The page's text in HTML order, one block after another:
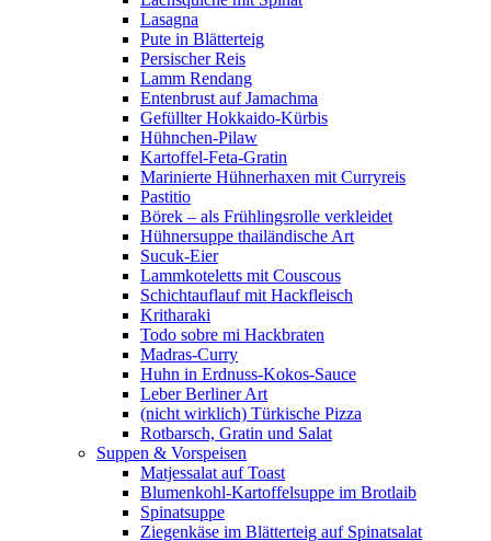
Lasagna
Pute in Blätterteig
Persischer Reis
Lamm Rendang
Entenbrust auf Jamachma
Gefüllter Hokkaido-Kürbis
Hühnchen-Pilaw
Kartoffel-Feta-Gratin
Marinierte Hühnerhaxen mit Curryreis
Pastitio
Börek – als Frühlingsrolle verkleidet
Hühnersuppe thailändische Art
Sucuk-Eier
Lammkoteletts mit Couscous
Schichtauflauf mit Hackfleisch
Kritharaki
Todo sobre mi Hackbraten
Madras-Curry
Huhn in Erdnuss-Kokos-Sauce
Leber Berliner Art
(nicht wirklich) Türkische Pizza
Rotbarsch, Gratin und Salat
Suppen & Vorspeisen
Matjessalat auf Toast
Blumenkohl-Kartoffelsuppe im Brotlaib
Spinatsuppe
Ziegenkäse im Blätterteig auf Spinatsalat